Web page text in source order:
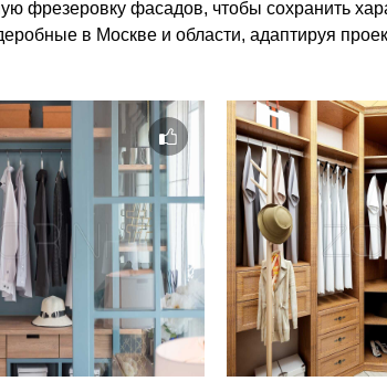
фрезеровку фасадов, чтобы сохранить
в Москве и области, адаптируя